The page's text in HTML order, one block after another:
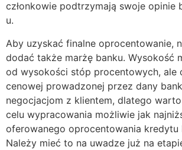
członkowie podtrzymają swoje opinie
u.
Aby uzyskać finalne oprocentowanie,
dodać także marżę banku. Wysokość
od wysokości stóp procentowych, ale
cenowej prowadzonej przez dany
negocjacjom z klientem, dlatego
celu wypracowania możliwie jak
oferowanego oprocentowania kredytu
Należy mieć to na uwadze już na